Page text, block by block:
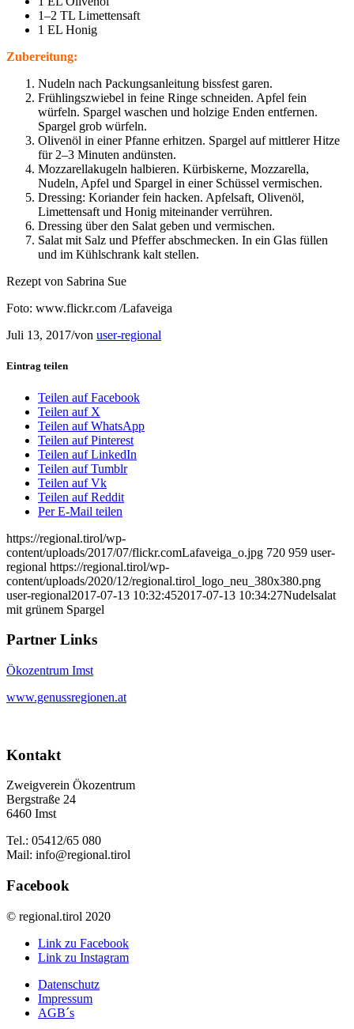
1–2 TL Limettensaft
1 EL Honig
Zubereitung:
Nudeln nach Packungsanleitung bissfest garen.
Frühlingszwiebel in feine Ringe schneiden. Apfel fein
würfeln. Spargel waschen und holzige Enden entfernen.
Spargel grob würfeln.
Olivenöl in einer Pfanne erhitzen. Spargel auf mittlerer Hitze
für 2–3 Minuten andünsten.
Mozzarellakugeln halbieren. Kürbiskerne, Mozzarella,
Nudeln, Apfel und Spargel in einer Schüssel vermischen.
Dressing: Koriander fein hacken. Apfelsaft, Olivenöl,
Limettensaft und Honig miteinander verrühren.
Dressing über den Salat geben und vermischen.
Salat mit Salz und Pfeffer abschmecken. In ein Glas füllen
und im Kühlschrank kalt stellen.
Rezept von Sabrina Sue
Foto: www.flickr.com /Lafaveiga
Juli 13, 2017/von user-regional
Eintrag teilen
Teilen auf Facebook
Teilen auf X
Teilen auf WhatsApp
Teilen auf Pinterest
Teilen auf LinkedIn
Teilen auf Tumblr
Teilen auf Vk
Teilen auf Reddit
Per E-Mail teilen
https://regional.tirol/wp-
content/uploads/2017/07/flickr.comLafaveiga_o.jpg 720 959 user-
regional https://regional.tirol/wp-
content/uploads/2020/12/regional.tirol_logo_neu_380x380.png
user-regional2017-07-13 10:32:452017-07-13 10:34:27Nudelsalat
mit grünem Spargel
Partner Links
Ökozentrum Imst
www.genussregionen.at
Kontakt
Zweigverein Ökozentrum
Bergstraße 24
6460 Imst
Tel.: 05412/65 080
Mail: info@regional.tirol
Facebook
© regional.tirol 2020
Link zu Facebook
Link zu Instagram
Datenschutz
Impressum
AGB´s